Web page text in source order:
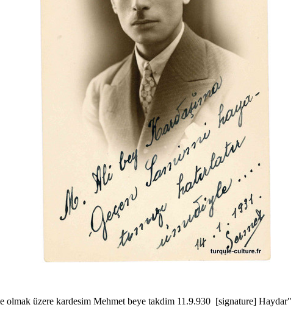
olmak üzere kardesim Mehmet beye takdim 11.9.930 [signature] Haydar"